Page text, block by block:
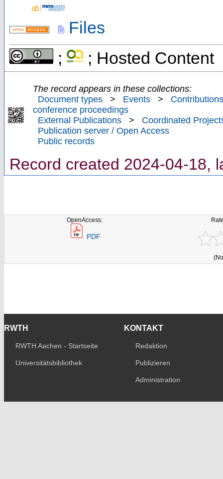
Files
;
; Hosted Content
The record appears in these collections:
Document types
> Events >
conference proceedings
External Publications
>
Coordinated
Publication server / Open Access
Public records
Record created 2024-04-18,
OpenAccess:
PDF
RWTH
RWTH Aachen - Startseite
Universitätsbibliothek
KONTAKT
Redaktion
Publizieren
Administration